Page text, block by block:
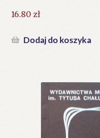
16.80 zł
Dodaj do koszyka